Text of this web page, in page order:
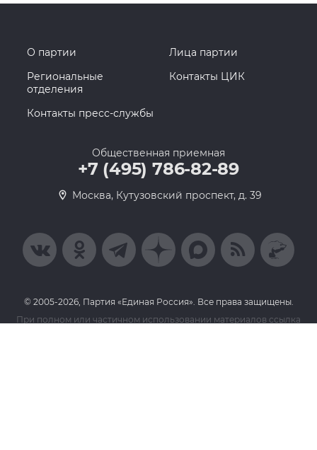
О партии
Лица партии
Региональные
отделения
Контакты ЦИК
Контакты пресс-службы
Общественная приемная
+7 (495) 786-82-89
Москва, Кутузовский проспект, д. 39
© 2005-2026, Партия «Единая Россия». Все права защищены.
При полном или частичном использовании материалов ссылка